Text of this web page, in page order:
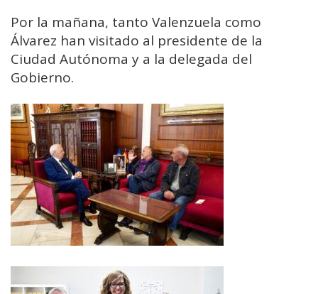
Por la mañana, tanto Valenzuela como
Álvarez han visitado al presidente de la
Ciudad Autónoma y a la delegada del
Gobierno.